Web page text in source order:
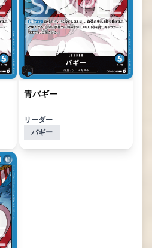
青バギー
リーダー:
バギー